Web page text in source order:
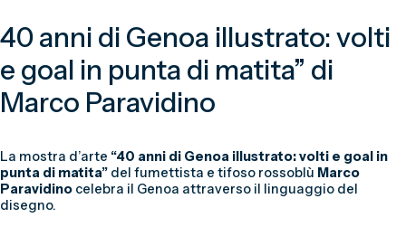
40 anni di Genoa illustrato: volti
e goal in punta di matita” di
Marco Paravidino
La mostra d’arte “40 anni di Genoa illustrato: volti e goal in
punta di matita” del fumettista e tifoso rossoblù Marco
Paravidino celebra il Genoa attraverso il linguaggio del
disegno.